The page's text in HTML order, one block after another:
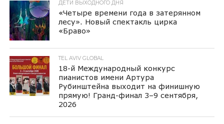
ДЕТИ ВЫХОДНОГО ДНЯ
«Четыре времени года в затерянном
лесу». Новый спектакль цирка
«Браво»
TEL AVIV GLOBAL
18-й Международный конкурс
пианистов имени Артура
Рубинштейна выходит на финишную
прямую! Гранд-финал 3–9 сентября,
2026